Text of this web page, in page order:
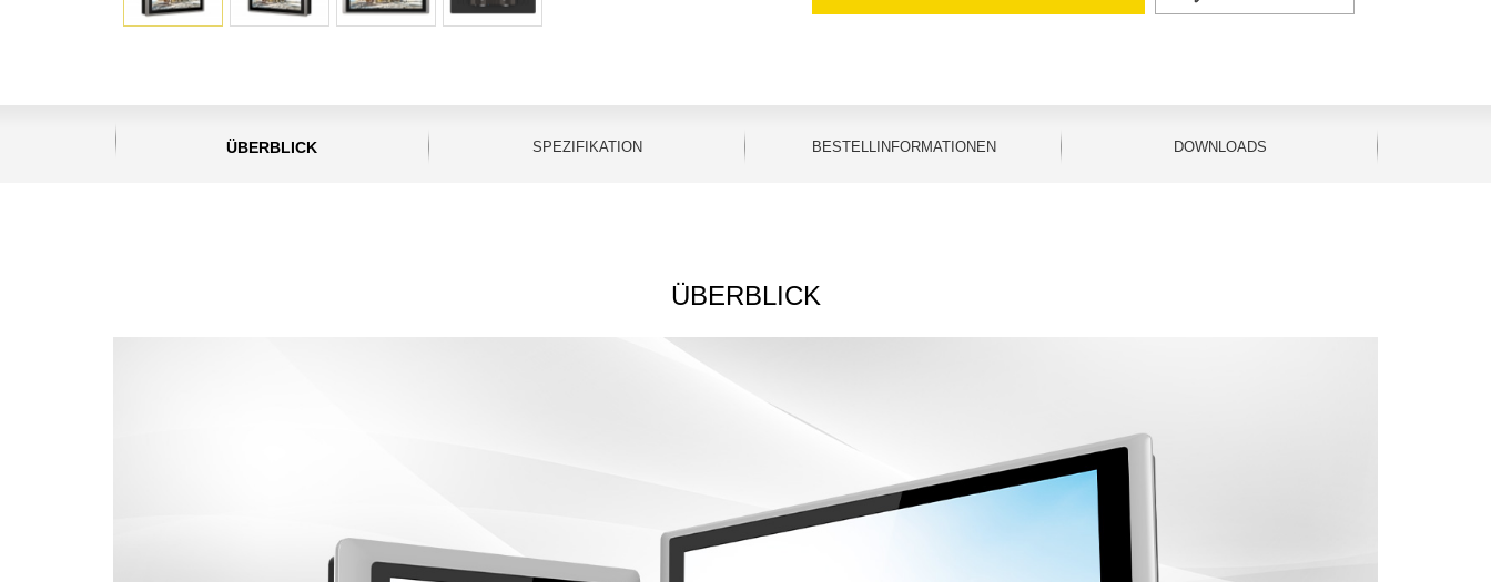
ÜBERBLICK SPEZIFIKATION BESTELLINFORMATIONEN DOWNLOADS
ÜBERBLICK